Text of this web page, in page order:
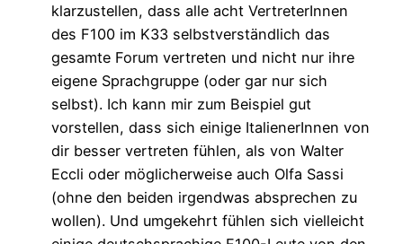
klarzustellen, dass alle acht VertreterInnen
des F100 im K33 selbstverständlich das
gesamte Forum vertreten und nicht nur ihre
eigene Sprachgruppe (oder gar nur sich
selbst). Ich kann mir zum Beispiel gut
vorstellen, dass sich einige ItalienerInnen von
dir besser vertreten fühlen, als von Walter
Eccli oder möglicherweise auch Olfa Sassi
(ohne den beiden irgendwas absprechen zu
wollen). Und umgekehrt fühlen sich vielleicht